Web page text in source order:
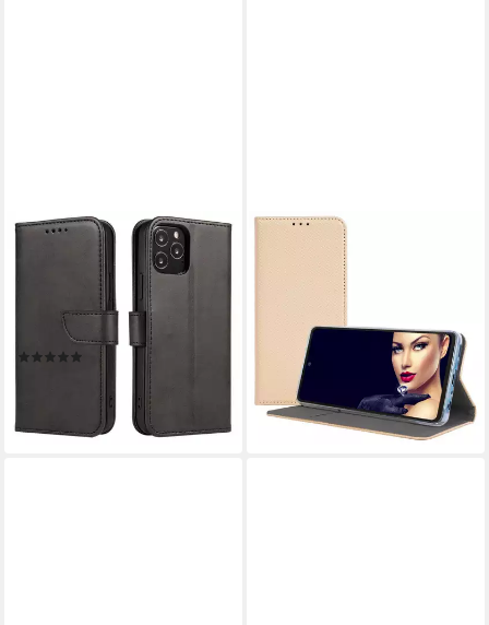
COFI 1453
Handyhülle Magnet
Schutzhülle Standfunktion
Zubehör für HONOR X6a
Schwarz
(1)
lieferbar - in 4-5 Werktagen bei dir
MTB MORE ENERGY
Smartphone-Hülle Smart
Magnet für Honor X6a, Gold,
Bookstyle Klapphülle Cover
Wallet Case aus Kunstleder
7,99 €
lieferbar - in 2-3 Werktagen bei dir